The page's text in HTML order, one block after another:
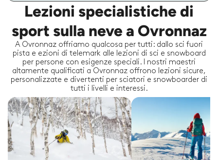
Lezioni specialistiche di
sport sulla neve a Ovronnaz
A Ovronnaz offriamo qualcosa per tutti: dallo sci fuori
pista e ezioni di telemark alle lezioni di sci e snowboard
per persone con esigenze speciali. I nostri maestri
altamente qualificati a Ovronnaz offrono lezioni sicure,
personalizzate e divertenti per sciatori e snowboarder di
tutti i livelli e interessi.